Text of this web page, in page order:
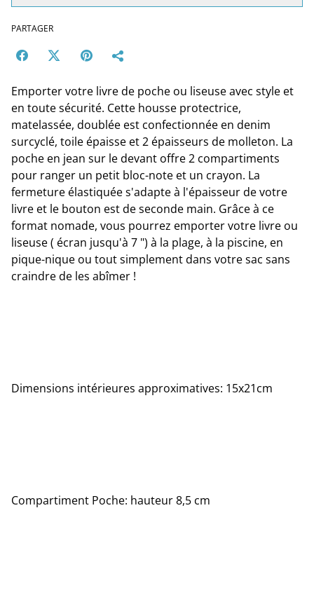
PARTAGER
Emporter votre livre de poche ou liseuse avec style et
en toute sécurité. Cette housse protectrice,
matelassée, doublée est confectionnée en denim
surcyclé, toile épaisse et 2 épaisseurs de molleton. La
poche en jean sur le devant offre 2 compartiments
pour ranger un petit bloc-note et un crayon. La
fermeture élastiquée s'adapte à l'épaisseur de votre
livre et le bouton est de seconde main. Grâce à ce
format nomade, vous pourrez emporter votre livre ou
liseuse ( écran jusqu'à 7 ") à la plage, à la piscine, en
pique-nique ou tout simplement dans votre sac sans
craindre de les abîmer !
Dimensions intérieures approximatives: 15x21cm
Compartiment Poche: hauteur 8,5 cm